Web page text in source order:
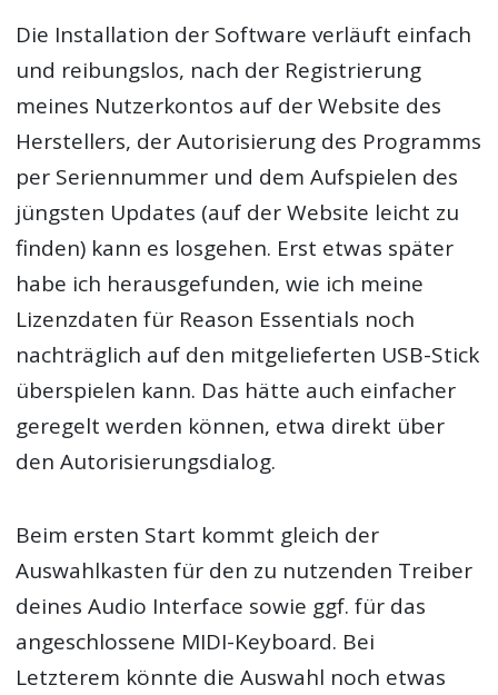
Die Installation der Software verläuft einfach
und reibungslos, nach der Registrierung
meines Nutzerkontos auf der Website des
Herstellers, der Autorisierung des Programms
per Seriennummer und dem Aufspielen des
jüngsten Updates (auf der Website leicht zu
finden) kann es losgehen. Erst etwas später
habe ich herausgefunden, wie ich meine
Lizenzdaten für Reason Essentials noch
nachträglich auf den mitgelieferten USB-Stick
überspielen kann. Das hätte auch einfacher
geregelt werden können, etwa direkt über
den Autorisierungsdialog.
Beim ersten Start kommt gleich der
Auswahlkasten für den zu nutzenden Treiber
deines Audio Interface sowie ggf. für das
angeschlossene MIDI-Keyboard. Bei
Letzterem könnte die Auswahl noch etwas